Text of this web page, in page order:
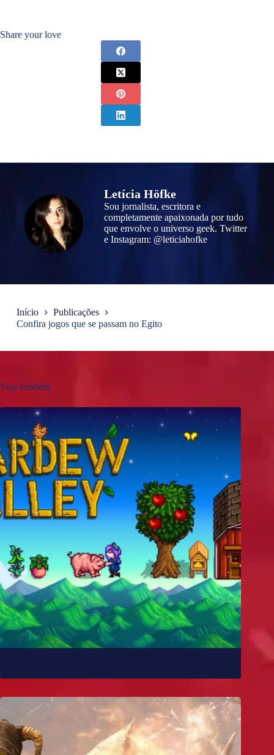
Share your love
Letícia Höfke
Sou jornalista, escritora e
completamente apaixonada por tudo
que envolve o universo geek. Twitter
e Instagram: @leticiahofke
Início
Publicações
Confira jogos que se passam no Egito
Veja também